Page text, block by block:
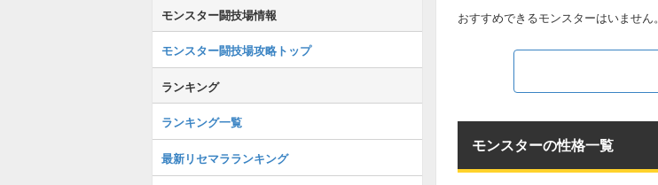
おすすめできるモンスターはいません。
モンスターの性格一覧
モンスター闘技場情報
モンスター闘技場攻略トップ
ランキング
ランキング一覧
最新リセマラランキング